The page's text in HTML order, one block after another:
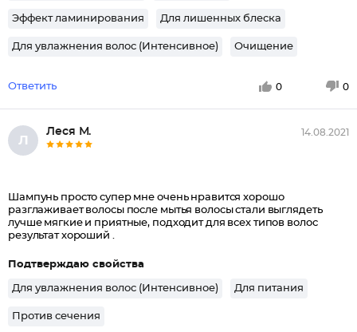
Эффект ламинирования Для лишенных блеска
Для увлажнения волос (Интенсивное) Очищение
Ответить 0 0
Л
Леся М. 14.08.2021
Шампунь просто супер мне очень нравится хорошо
разглаживает волосы после мытья волосы стали выглядеть
лучше мягкие и приятные, подходит для всех типов волос
результат хороший .
Подтверждаю свойства
Для увлажнения волос (Интенсивное) Для питания
Против сечения